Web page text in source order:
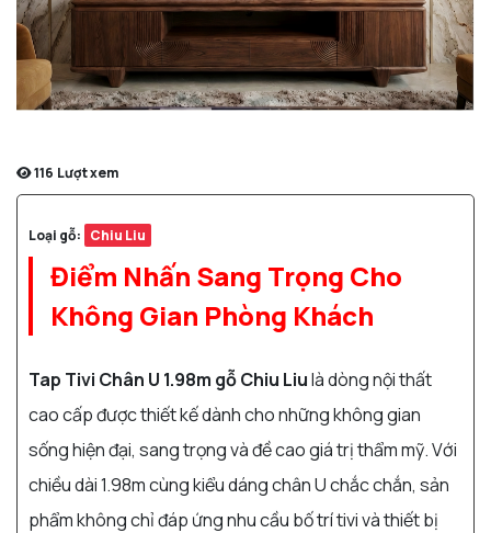
116 Lượt xem
Loại gỗ: Chiu Liu
Điểm Nhấn Sang Trọng Cho
Không Gian Phòng Khách
Tap Tivi Chân U 1.98m gỗ Chiu Liulà dòng nội thất
cao cấp được thiết kế dành cho những không gian
sống hiện đại, sang trọng và đề cao giá trị thẩm mỹ. Với
chiều dài 1.98m cùng kiểu dáng chân U chắc chắn, sản
phẩm không chỉ đáp ứng nhu cầu bố trí tivi và thiết bị